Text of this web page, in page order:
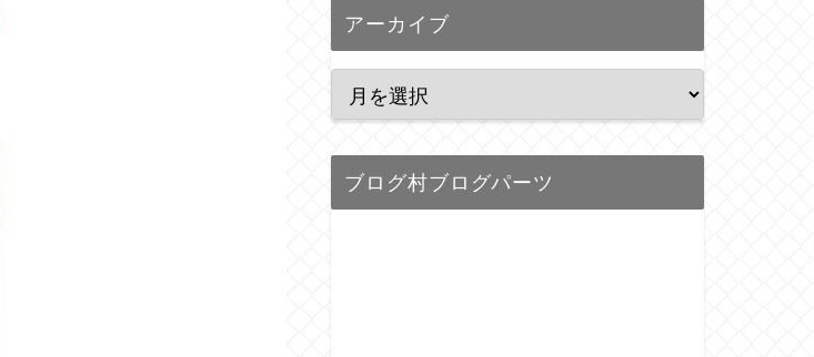
アーカイブ
ブログ村ブログパーツ